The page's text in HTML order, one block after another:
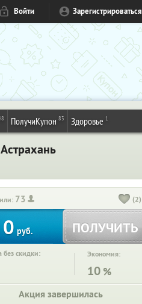
Войти Зарегистрироваться
ПолучиКупон 83 Здоровье 1
73 (2)
0 руб. ПОЛУЧИТЬ
без скидки: Экономия:
10 %
Акция завершилась